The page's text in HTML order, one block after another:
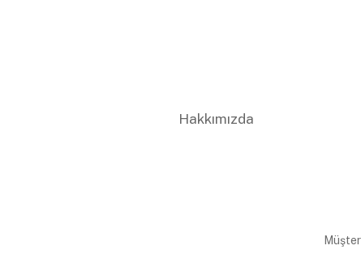
Hakkımızda